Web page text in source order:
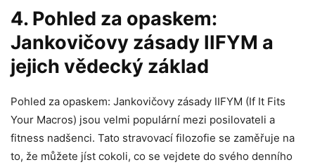
4. Pohled za opaskem:
Jankovičovy zásady IIFYM a
jejich vědecký základ
Pohled za opaskem: Jankovičovy zásady IIFYM (If It Fits
Your Macros) jsou velmi populární mezi posilovateli a
fitness nadšenci. Tato stravovací filozofie se zaměřuje na
to, že můžete jíst cokoli, co se vejdete do svého denního